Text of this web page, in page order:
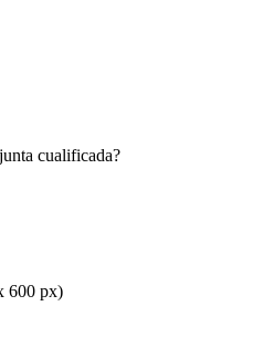
cualificada?